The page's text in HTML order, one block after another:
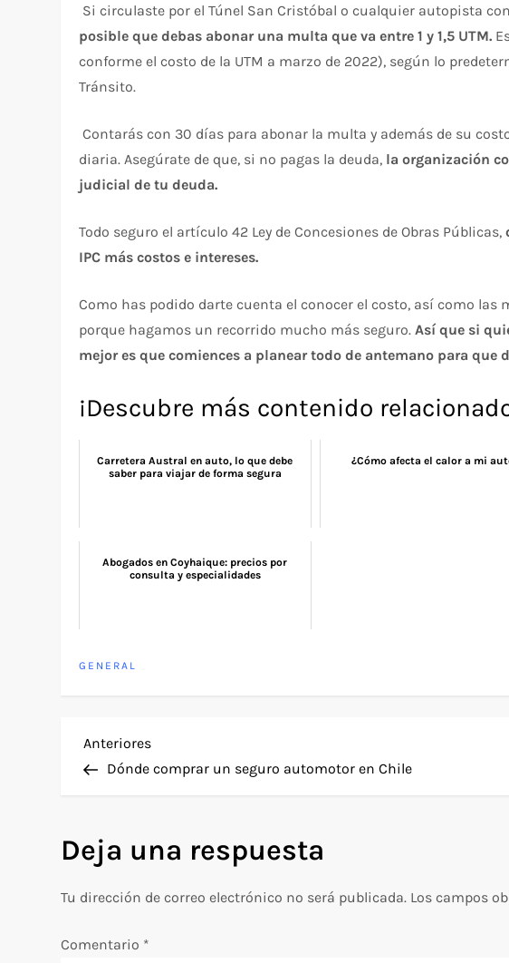
Si circulaste por el Túnel San Cristóbal o cualquier autopista
posible que debas abonar una multa que va entre 1 y 1,5 UTM.
conforme el costo de la UTM a marzo de 2022), según lo
Tránsito.
Contarás con 30 días para abonar la multa y además de su
diaria. Asegúrate de que, si no pagas la deuda, la organización
judicial de tu deuda.
Todo seguro el artículo 42 Ley de Concesiones de Obras Públicas,
IPC más costos e intereses.
Como has podido darte cuenta el conocer el costo, así como
porque hagamos un recorrido mucho más seguro. Así que si
mejor es que comiences a planear todo de antemano para que
¡Descubre más contenido
Carretera Austral en auto, lo que debe
saber para viajar de forma segura
¿Cómo afecta el calor a mi
Abogados en Coyhaique: precios por
consulta y especialidades
GENERAL
N
v
e
Entrada
anterior
Anteriores
Dónde comprar un seguro automotor en Chile
Deja una respuesta
Tu dirección de correo electrónico no será publicada. Los campos
Comentario *